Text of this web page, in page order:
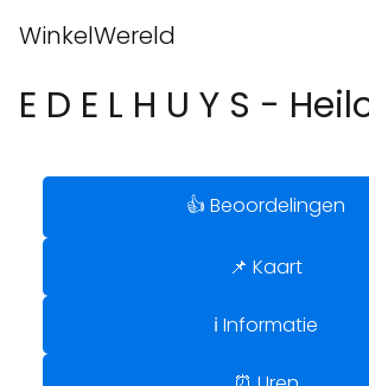
WinkelWereld
E D E L H U Y S -
👍 Beoordelingen
📌 Kaart
ℹ️ Informatie